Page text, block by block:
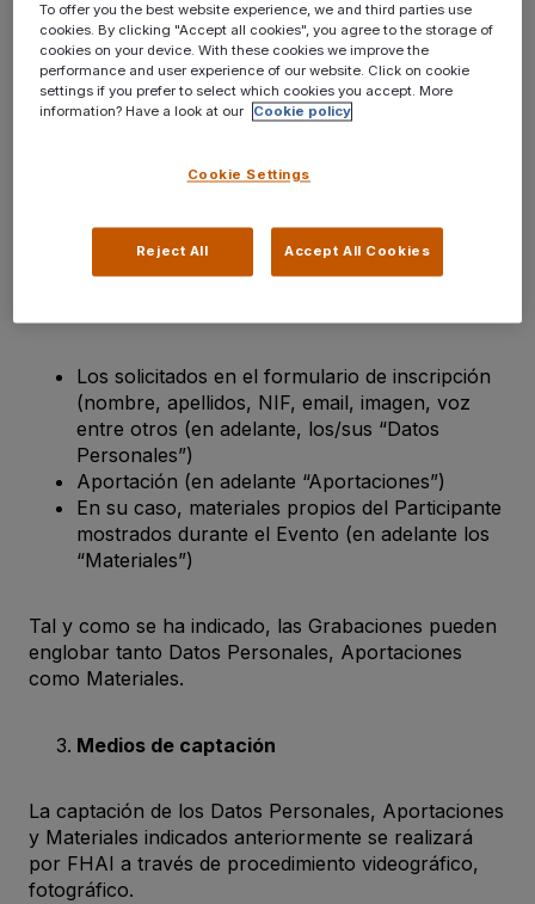
“Grabaciones”). FHAI utilizará las grabaciones para
la difusión de la actividad en redes sociales y blogs
corporativos pertenecientes tanto a FHAI así como
en otros soportes válidos de comunicación.
Datos personales, Aportaciones y
Con ocasión del evento, FHAI va a tratar y captar a
través de las Grabaciones la siguiente información
Los solicitados en el formulario de inscripción
(nombre, apellidos, NIF, email, imagen, voz
entre otros (en adelante, los/sus “Datos
Personales”)
Aportación (en adelante “Aportaciones”)
En su caso, materiales propios del Participante
mostrados durante el Evento (en adelante los
“Materiales”)
Tal y como se ha indicado, las Grabaciones pueden
englobar tanto Datos Personales, Aportaciones
como Materiales.
Medios de captación
La captación de los Datos Personales, Aportaciones
y Materiales indicados anteriormente se realizará
por FHAI a través de procedimiento videográfico,
fotográfico.
To offer you the best website experience, we and third parties use
cookies. By clicking "Accept all cookies", you agree to the storage of
cookies on your device. With these cookies we improve the
performance and user experience of our website. Click on cookie
settings if you prefer to select which cookies you accept. More
information? Have a look at our
Cookie policy
Cookie Settings
Reject All Accept All Cookies